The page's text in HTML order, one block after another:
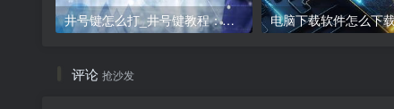
井号键怎么打_井号键教程：打出#的方法
评论 抢沙发